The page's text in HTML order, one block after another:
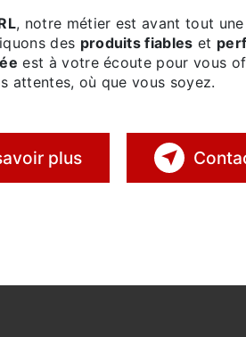
, notre métier est avant tout une
des produits fiables et
est à votre écoute pour vous
attentes, où que vous soyez.
plus